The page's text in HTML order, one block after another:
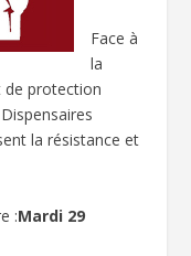
Face à
la
de protection
la résistance et
:Mardi 29